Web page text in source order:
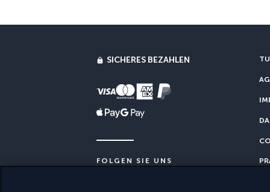
SICHERES BEZAHLEN
FOLGEN SIE UNS